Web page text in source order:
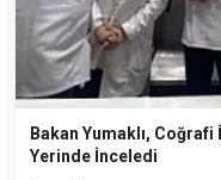
Bakan Yumaklı,
Yerinde İnceledi